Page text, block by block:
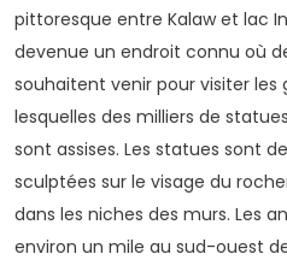
pittoresque entre Kalaw et lac
devenue un endroit connu où
souhaitent venir pour visiter les
lesquelles des milliers de
sont assises. Les statues sont
sculptées sur le visage du
dans les niches des murs. Les
environ un mile au sud-ouest